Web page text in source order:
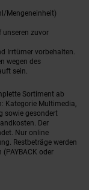
Mengeneinheit)
unseren zuvor
Irrtümer vorbehalten.
wegen des
sein.
Sortiment ab
Kategorie Multimedia,
sowie gesondert
Der
Nur online
Restbeträge werden
oder